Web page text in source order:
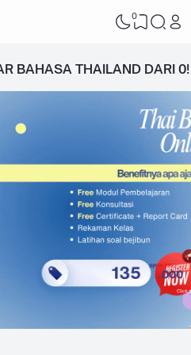
0
BAHASA THAILAND DARI 0!